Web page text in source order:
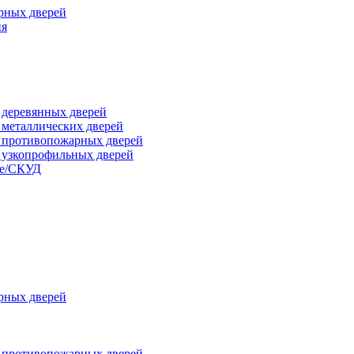
дверей
дверей
дверей
дверей
дверей
СКУД
дверей